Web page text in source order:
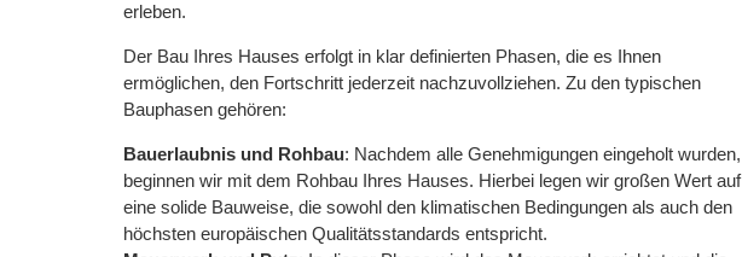
erleben.
Der Bau Ihres Hauses erfolgt in klar definierten Phasen, die es Ihnen
ermöglichen, den Fortschritt jederzeit nachzuvollziehen. Zu den typischen
Bauphasen gehören:
Bauerlaubnis und Rohbau: Nachdem alle Genehmigungen eingeholt wurden,
beginnen wir mit dem Rohbau Ihres Hauses. Hierbei legen wir großen Wert auf
eine solide Bauweise, die sowohl den klimatischen Bedingungen als auch den
höchsten europäischen Qualitätsstandards entspricht.